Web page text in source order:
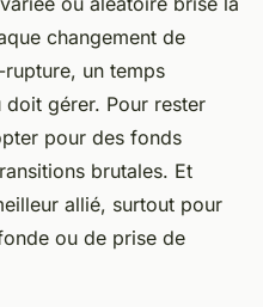
changement de
un temps
doit gérer. Pour rester
pour des fonds
brutales. Et
allié, surtout pour
ou de prise de